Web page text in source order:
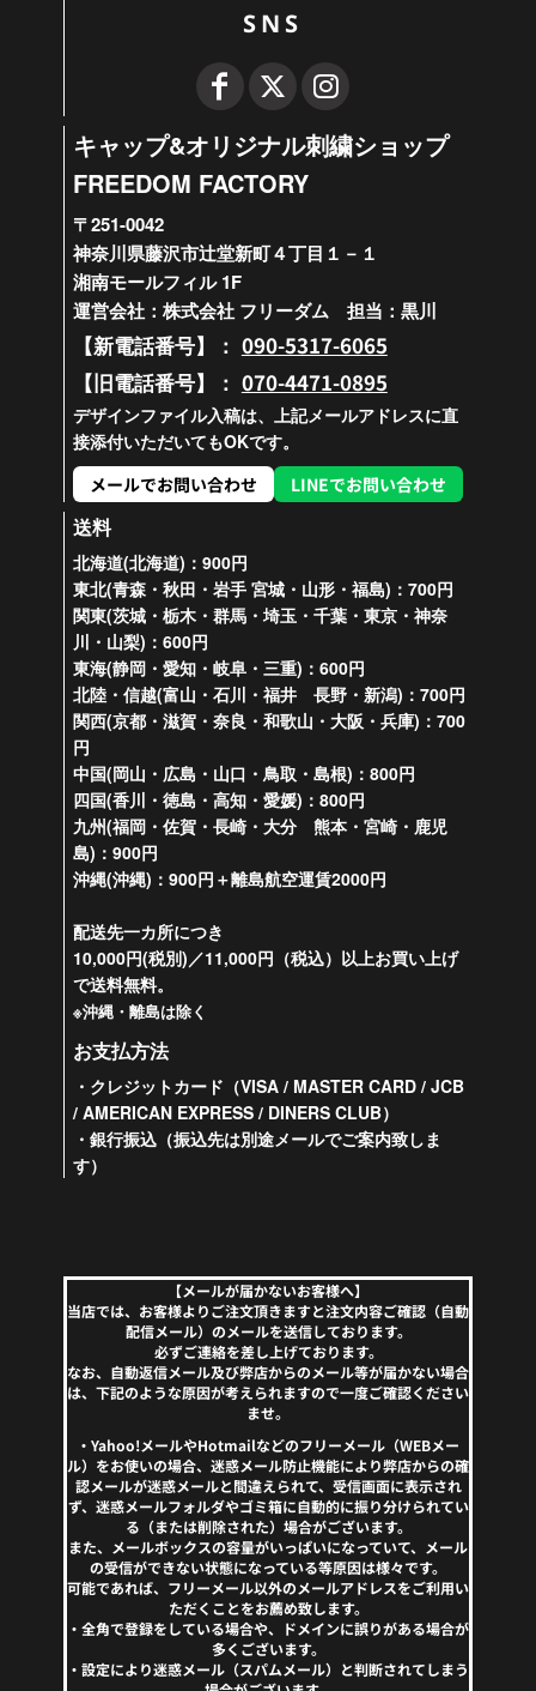
SNS
キャップ&オリジナル刺繍ショップ
FREEDOM FACTORY
〒251-0042
神奈川県藤沢市辻堂新町４丁目１－１
湘南モールフィル 1F
運営会社：株式会社 フリーダム 担当：黒川
【新電話番号】： 090-5317-6065
【旧電話番号】： 070-4471-0895
デザインファイル入稿は、上記メールアドレスに直
接添付いただいてもOKです。
メールでお問い合わせ
LINEでお問い合わせ
送料
北海道(北海道)：900円
東北(青森・秋田・岩手 宮城・山形・福島)：700円
関東(茨城・栃木・群馬・埼玉・千葉・東京・神奈
川・山梨)：600円
東海(静岡・愛知・岐阜・三重)：600円
北陸・信越(富山・石川・福井 長野・新潟)：700円
関西(京都・滋賀・奈良・和歌山・大阪・兵庫)：700
円
中国(岡山・広島・山口・鳥取・島根)：800円
四国(香川・徳島・高知・愛媛)：800円
九州(福岡・佐賀・長崎・大分 熊本・宮崎・鹿児
島)：900円
沖縄(沖縄)：900円＋離島航空運賃2000円
配送先一カ所につき
10,000円(税別)／11,000円（税込）以上お買い上げ
で送料無料。
※沖縄・離島は除く
お支払方法
・クレジットカード（VISA / MASTER CARD / JCB
/ AMERICAN EXPRESS / DINERS CLUB）
・銀行振込（振込先は別途メールでご案内致しま
す）
【メールが届かないお客様へ】
当店では、お客様よりご注文頂きますと注文内容ご確認（自動
配信メール）のメールを送信しております。
必ずご連絡を差し上げております。
なお、自動返信メール及び弊店からのメール等が届かない場合
は、下記のような原因が考えられますので一度ご確認ください
ませ。
・Yahoo!メールやHotmailなどのフリーメール（WEBメー
ル）をお使いの場合、迷惑メール防止機能により弊店からの確
認メールが迷惑メールと間違えられて、受信画面に表示され
ず、迷惑メールフォルダやゴミ箱に自動的に振り分けられてい
る（または削除された）場合がございます。
また、メールボックスの容量がいっぱいになっていて、メール
の受信ができない状態になっている等原因は様々です。
可能であれば、フリーメール以外のメールアドレスをご利用い
ただくことをお薦め致します。
・全角で登録をしている場合や、ドメインに誤りがある場合が
多くございます。
・設定により迷惑メール（スパムメール）と判断されてしまう